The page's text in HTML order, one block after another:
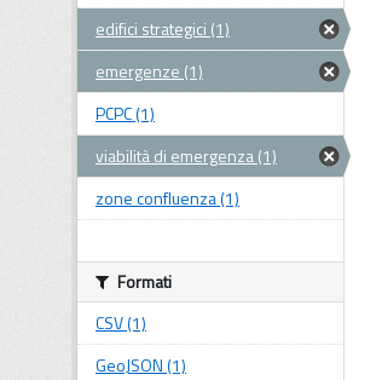
edifici strategici (1)
emergenze (1)
PCPC (1)
viabilità di emergenza (1)
zone confluenza (1)
Formati
CSV (1)
GeoJSON (1)